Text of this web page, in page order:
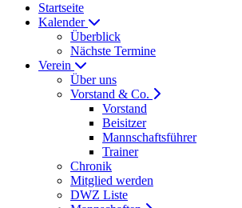
Startseite
Kalender
Überblick
Nächste Termine
Verein
Über uns
Vorstand & Co.
Vorstand
Beisitzer
Mannschaftsführer
Trainer
Chronik
Mitglied werden
DWZ Liste